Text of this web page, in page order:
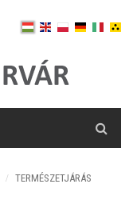
TERMÉSZETJÁRÁS